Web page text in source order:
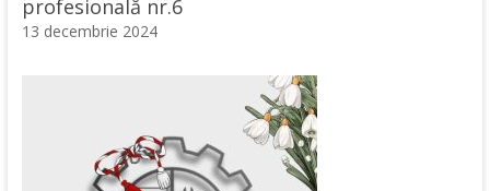
profesională nr.6
13 decembrie 2024